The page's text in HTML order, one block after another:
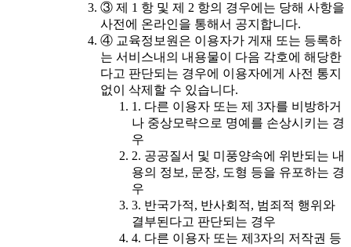
③ 제 1 항 및 제 2 항의 경우에는 당해 사항을
사전에 온라인을 통해서 공지합니다.
④ 교육정보원은 이용자가 게재 또는 등록하
는 서비스내의 내용물이 다음 각호에 해당한
다고 판단되는 경우에 이용자에게 사전 통지
없이 삭제할 수 있습니다.
1. 다른 이용자 또는 제 3자를 비방하거
나 중상모략으로 명예를 손상시키는 경
우
2. 공공질서 및 미풍양속에 위반되는 내
용의 정보, 문장, 도형 등을 유포하는 경
우
3. 반국가적, 반사회적, 범죄적 행위와
결부된다고 판단되는 경우
4. 다른 이용자 또는 제3자의 저작권 등